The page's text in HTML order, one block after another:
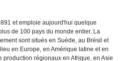
et emploie aujourd'hui quelque
de 100 pays du monde entier. La
sont situés en Suède, au Brésil et
en Europe, en Amérique latine et en
production régionaux en Afrique, en Asie